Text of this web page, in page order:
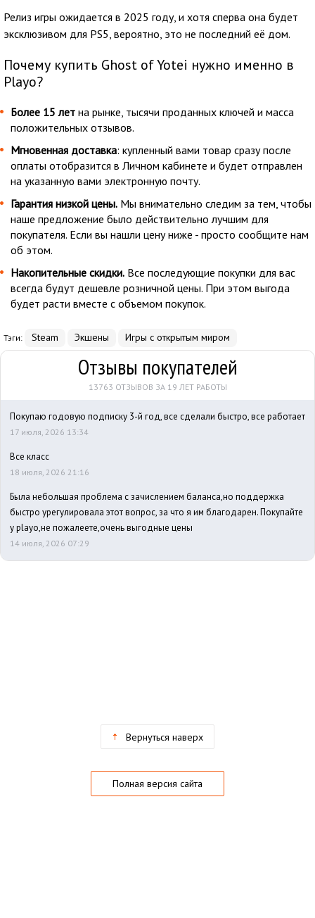
Релиз игры ожидается в 2025 году, и хотя сперва она будет
эксклюзивом для PS5, вероятно, это не последний её дом.
Почему купить Ghost of Yotei нужно именно в
Playo?
Более 15 лет на рынке, тысячи проданных ключей и масса
положительных отзывов.
Мгновенная доставка: купленный вами товар сразу после
оплаты отобразится в Личном кабинете и будет отправлен
на указанную вами электронную почту.
Гарантия низкой цены. Мы внимательно следим за тем, чтобы
наше предложение было действительно лучшим для
покупателя. Если вы нашли цену ниже - просто сообщите нам
об этом.
Накопительные скидки. Все последующие покупки для вас
всегда будут дешевле розничной цены. При этом выгода
будет расти вместе с объемом покупок.
Тэги: Steam Экшены Игры с открытым миром
Отзывы покупателей
13763 ОТЗЫВОВ ЗА 19 ЛЕТ РАБОТЫ
Покупаю годовую подписку 3-й год, все сделали быстро, все работает
17 июля, 2026 13:34
Все класс
18 июля, 2026 21:16
Была небольшая проблема с зачислением баланса,но поддержка
быстро урегулировала этот вопрос, за что я им благодарен. Покупайте
у playo,не пожалеете,очень выгодные цены
14 июля, 2026 07:29
Вернуться наверх
Полная версия сайта